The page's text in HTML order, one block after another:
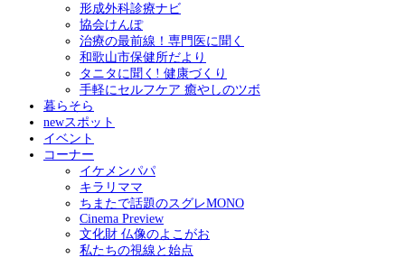
形成外科診療ナビ
協会けんぽ
治療の最前線！専門医に聞く
和歌山市保健所だより
タニタに聞く! 健康づくり
手軽にセルフケア 癒やしのツボ
暮らそら
newスポット
イベント
コーナー
イケメンパパ
キラリママ
ちまたで話題のスグレMONO
Cinema Preview
文化財 仏像のよこがお
私たちの視線と始点